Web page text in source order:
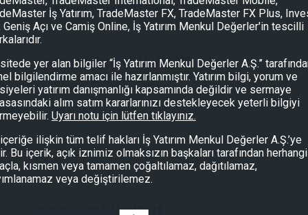
Piyasalarda Bugün 07/08/2026
Teknik Bülten 07/08/2026
Piyasalarda Bugün 07/08/2026
İş Yatırım, TradeMaster FX, TradeMaster FX Plus,
Geniş Açı ve Camiş Online, İş Yatırım Menkul Değerler'in tescilli
yer alan bilgiler “İş Yatırım Menkul Değerler A.Ş.”
bilgilendirme amacı ile hazırlanmıştır. Yatırım bilgi, yorum ve
yatırım danışmanlığı kapsamında değildir ve sermaye
alım satım kararlarınızı destekleyecek yeterli bilgiyi
Uyarı notu için lütfen tıklayınız.
ilişkin tüm telif hakları İş Yatırım Menkul Değerler A.Ş.’ye
Bu içerik, açık iznimiz olmaksızın başkaları tarafından
kısmen veya tamamen çoğaltılamaz, dağıtılamaz,
veya değiştirilemez.